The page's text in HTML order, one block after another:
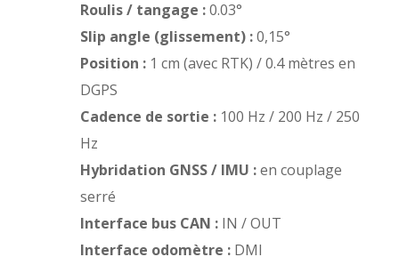
Roulis / tangage :0.03°
Slip angle (glissement) :0,15°
Position : 1 cm (avec RTK) / 0.4 mètres en
DGPS
Cadence de sortie : 100 Hz / 200 Hz / 250
Hz
Hybridation GNSS / IMU :en couplage
serré
Interface bus CAN : IN / OUT
Interface odomètre : DMI